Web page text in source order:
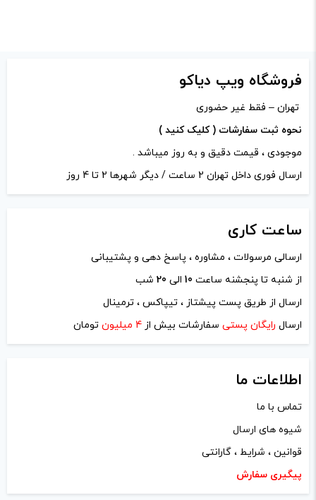
دیدگاه شما*
نام*
ایمیل*
ذخیره نام، ایمیل و وبسایت من در مرورگر برای زمانی که دوباره
دیدگاهی می‌نویسم.
لازم است محتوای ارسالی منطبق برعرف و شئونات جامعه و با
فروشگاه ویپ دیاکو
تهران – فقط غیر حضوری
نحوه ثبت سفارشات ( کلیک کنید )
موجودی ، قیمت دقیق و به روز میباشد .
ارسال فوری داخل تهران 2 ساعت / دیگر شهرها 2 تا 4 روز
ساعت کاری
ارسالی مرسولات ، مشاوره ، پاسخ دهی و پشتیبانی
از شنبه تا پنجشنه ساعت 10 الی 20 شب
ارسال از طریق پست پیشتاز ، تیپاکس ، ترمینال
ارسال رایگان پستی سفارشات بیش از 4 میلیون تومان
اطلاعات ما
تماس با ما
شیوه های ارسال
قوانین ، شرایط ، گارانتی
پیگیری سفارش